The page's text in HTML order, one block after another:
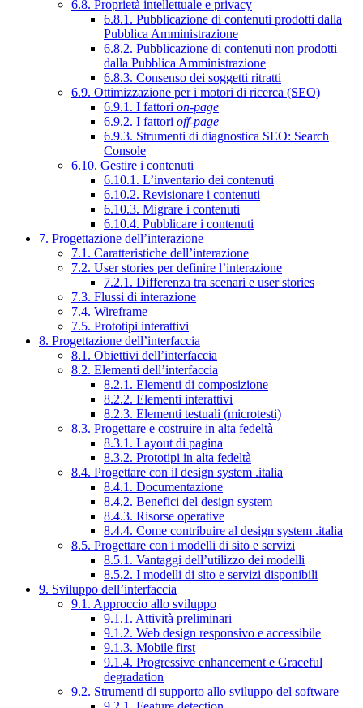
6.8. Proprietà intellettuale e privacy
6.8.1. Pubblicazione di contenuti prodotti dalla
Pubblica Amministrazione
6.8.2. Pubblicazione di contenuti non prodotti
dalla Pubblica Amministrazione
6.8.3. Consenso dei soggetti ritratti
6.9. Ottimizzazione per i motori di ricerca (SEO)
6.9.1. I fattori on-page
6.9.2. I fattori off-page
6.9.3. Strumenti di diagnostica SEO: Search
Console
6.10. Gestire i contenuti
6.10.1. L’inventario dei contenuti
6.10.2. Revisionare i contenuti
6.10.3. Migrare i contenuti
6.10.4. Pubblicare i contenuti
7. Progettazione dell’interazione
7.1. Caratteristiche dell’interazione
7.2. User stories per definire l’interazione
7.2.1. Differenza tra scenari e user stories
7.3. Flussi di interazione
7.4. Wireframe
7.5. Prototipi interattivi
8. Progettazione dell’interfaccia
8.1. Obiettivi dell’interfaccia
8.2. Elementi dell’interfaccia
8.2.1. Elementi di composizione
8.2.2. Elementi interattivi
8.2.3. Elementi testuali (microtesti)
8.3. Progettare e costruire in alta fedeltà
8.3.1. Layout di pagina
8.3.2. Prototipi in alta fedeltà
8.4. Progettare con il design system .italia
8.4.1. Documentazione
8.4.2. Benefici del design system
8.4.3. Risorse operative
8.4.4. Come contribuire al design system .italia
8.5. Progettare con i modelli di sito e servizi
8.5.1. Vantaggi dell’utilizzo dei modelli
8.5.2. I modelli di sito e servizi disponibili
9. Sviluppo dell’interfaccia
9.1. Approccio allo sviluppo
9.1.1. Attività preliminari
9.1.2. Web design responsivo e accessibile
9.1.3. Mobile first
9.1.4. Progressive enhancement e Graceful
degradation
9.2. Strumenti di supporto allo sviluppo del software